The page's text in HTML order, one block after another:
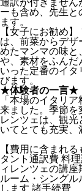
通訳が付きません
ーも含め、先生と
ます。
【女子にお勧め
は、前菜からデ
めたマンマの味と
や、素材をふんだ
いった定番のイ
びます。
★体験者の一言★
「本場のイタリ
来ました。季節を
レンツェは、観
いてとても充実、
【費用に含まれ
タント通訳費 料
ィレンツェの講
ルーム・シング
します 諸手続費